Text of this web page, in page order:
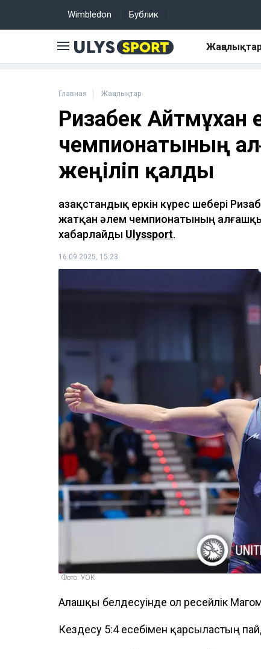
Wimbledon Бублик
Главная Жаңалықтар
Ризабек Айтмұхан
чемпионатының
жеңіліп қалды
Қазақстандық еркін күрес шебері
жатқан әлем чемпионатының
хабарлайды Ulyssport.
16.09.2025, 15:23
Фото: ҰОК
Алғашқы белдесуінде ол ресейлік
Кездесу 5:4 есебімен қарсыластың